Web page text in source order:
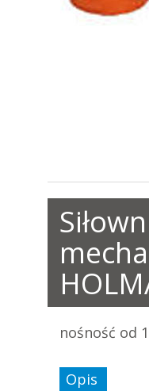
nośność od
Opis